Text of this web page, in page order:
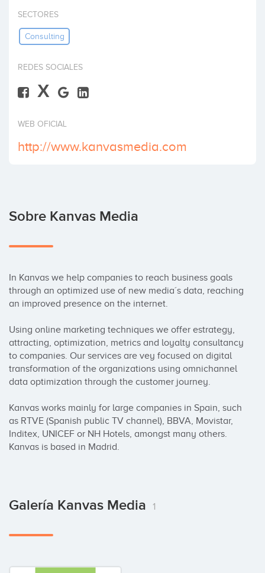
Invertir
SECTORES
Consulting
REDES SOCIALES
X
WEB OFICIAL
http://www.kanvasmedia.com
Sobre Kanvas Media
In Kanvas we help companies to reach business goals
through an optimized use of new media´s data, reaching
an improved presence on the internet.
Using online marketing techniques we offer estrategy,
attracting, optimization, metrics and loyalty consultancy
to companies. Our services are vey focused on digital
transformation of the organizations using omnichannel
data optimization through the customer journey.
Kanvas works mainly for large companies in Spain, such
as RTVE (Spanish public TV channel), BBVA, Movistar,
Inditex, UNICEF or NH Hotels, amongst many others.
Kanvas is based in Madrid.
Galería Kanvas Media 1